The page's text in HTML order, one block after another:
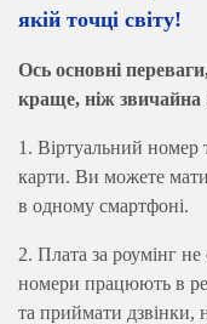
якій точці світу!
Ось основні
краще, ніж звичайна
1. Віртуальний номер
карти. Ви можете
в одному смартфоні.
2. Плата за роумінг не
номери працюють в
та приймати дзвінки,